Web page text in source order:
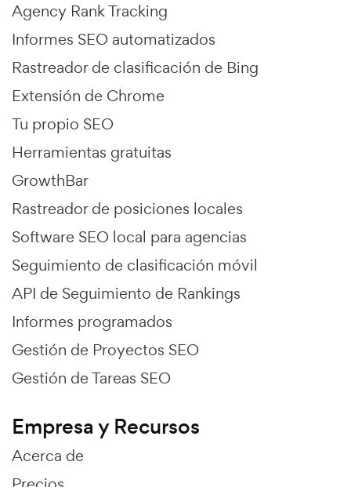
Agency Rank Tracking
Informes SEO automatizados
Rastreador de clasificación de Bing
Extensión de Chrome
Tu propio SEO
Herramientas gratuitas
GrowthBar
Rastreador de posiciones locales
Software SEO local para agencias
Seguimiento de clasificación móvil
API de Seguimiento de Rankings
Informes programados
Gestión de Proyectos SEO
Gestión de Tareas SEO
Empresa y Recursos
Acerca de